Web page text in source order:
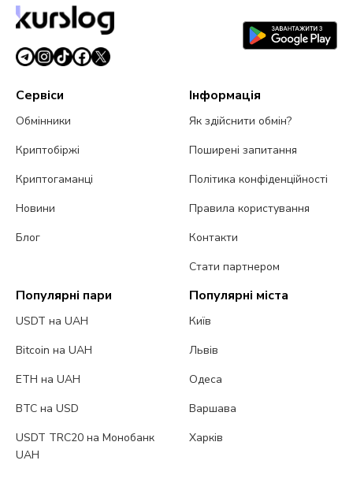
26 березня 2026 р.
Сервіси
Обмінники
Криптобіржі
Криптогаманці
Новини
Блог
Інформація
Як здійснити обмін?
Поширені запитання
Політика конфіденційності
Правила користування
Контакти
Стати партнером
Популярні пари
USDT на UAH
Bitcoin на UAH
ETH на UAH
BTC на USD
USDT TRC20 на Монобанк
UAH
Популярні міста
Київ
Львів
Одеса
Варшава
Харків